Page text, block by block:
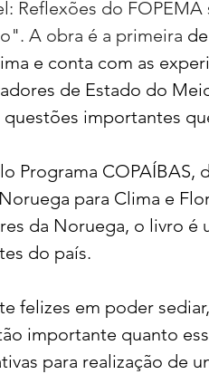
Reflexões do
A obra é a primeira
e conta com as
de Estado do
questões importantes
Programa COPAÍBAS,
para Clima e
da Noruega, o livro
do país.
felizes em poder
importante quanto
para realização de